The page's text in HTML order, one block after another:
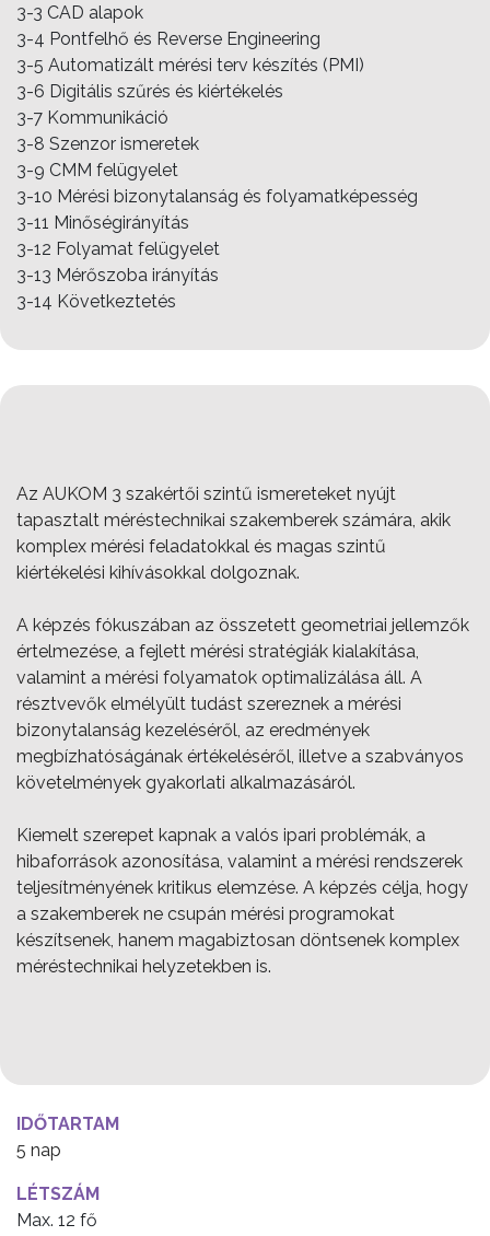
3-3 CAD alapok
3-4 Pontfelhő és Reverse Engineering
3-5 Automatizált mérési terv készítés (PMI)
3-6 Digitális szűrés és kiértékelés
3-7 Kommunikáció
3-8 Szenzor ismeretek
3-9 CMM felügyelet
3-10 Mérési bizonytalanság és folyamatképesség
3-11 Minőségirányítás
3-12 Folyamat felügyelet
3-13 Mérőszoba irányítás
3-14 Következtetés
Az AUKOM 3 szakértői szintű ismereteket nyújt
tapasztalt méréstechnikai szakemberek számára, akik
komplex mérési feladatokkal és magas szintű
kiértékelési kihívásokkal dolgoznak.
A képzés fókuszában az összetett geometriai jellemzők
értelmezése, a fejlett mérési stratégiák kialakítása,
valamint a mérési folyamatok optimalizálása áll. A
résztvevők elmélyült tudást szereznek a mérési
bizonytalanság kezeléséről, az eredmények
megbízhatóságának értékeléséről, illetve a szabványos
követelmények gyakorlati alkalmazásáról.
Kiemelt szerepet kapnak a valós ipari problémák, a
hibaforrások azonosítása, valamint a mérési rendszerek
teljesítményének kritikus elemzése. A képzés célja, hogy
a szakemberek ne csupán mérési programokat
készítsenek, hanem magabiztosan döntsenek komplex
méréstechnikai helyzetekben is.
IDŐTARTAM
5 nap
LÉTSZÁM
Max. 12 fő